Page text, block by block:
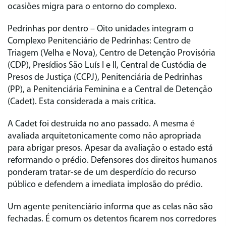
ocasiões migra para o entorno do complexo.
Pedrinhas por dentro – Oito unidades integram o
Complexo Penitenciário de Pedrinhas: Centro de
Triagem (Velha e Nova), Centro de Detenção Provisória
(CDP), Presídios São Luís I e II, Central de Custódia de
Presos de Justiça (CCPJ), Penitenciária de Pedrinhas
(PP), a Penitenciária Feminina e a Central de Detenção
(Cadet). Esta considerada a mais crítica.
A Cadet foi destruída no ano passado. A mesma é
avaliada arquitetonicamente como não apropriada
para abrigar presos. Apesar da avaliação o estado está
reformando o prédio. Defensores dos direitos humanos
ponderam tratar-se de um desperdício do recurso
público e defendem a imediata implosão do prédio.
Um agente penitenciário informa que as celas não são
fechadas. É comum os detentos ficarem nos corredores